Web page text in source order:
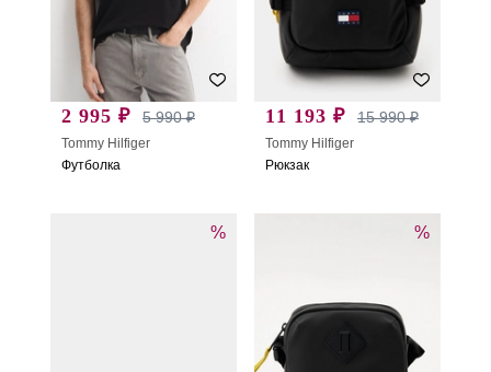
2 995 ₽ 5 990 ₽
Tommy Hilfiger
Футболка
11 193 ₽ 15 990 ₽
Tommy Hilfiger
Рюкзак
% %